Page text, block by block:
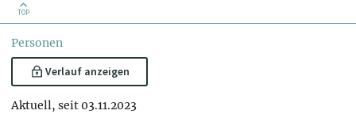
TOP
Personen
Verlauf anzeigen
Aktuell, seit 03.11.2023